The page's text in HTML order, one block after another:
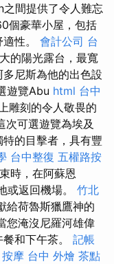
間提供了令人難忘
個豪華小屋，包括
性。 會計公司 台
的陽光露台，最寬
尼斯為他的出色設
遊覽Abu html 台中
雕刻的令人敬畏的
次可選遊覽為埃及
的目擊者，具有豐
台中整復 五權路按
時，在阿蘇恩
或返回機場。 竹北
給荷魯斯獵鷹神的
您淹沒尼羅河雄偉
和下午茶。 記帳
摩 台中 外燴 茶點